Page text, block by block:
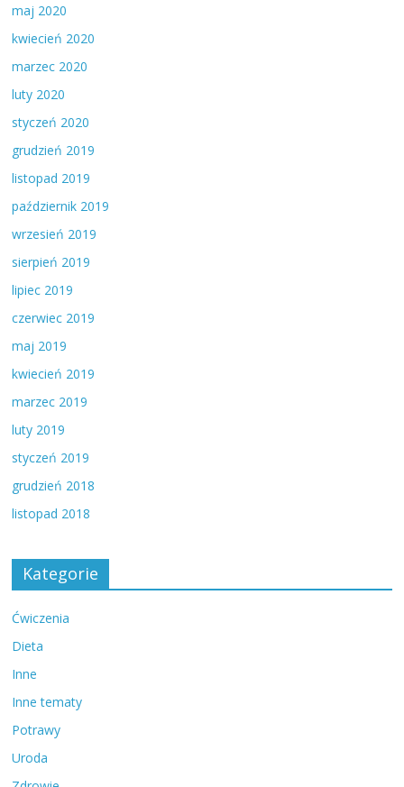
maj 2020
kwiecień 2020
marzec 2020
luty 2020
styczeń 2020
grudzień 2019
listopad 2019
październik 2019
wrzesień 2019
sierpień 2019
lipiec 2019
czerwiec 2019
maj 2019
kwiecień 2019
marzec 2019
luty 2019
styczeń 2019
grudzień 2018
listopad 2018
Kategorie
Ćwiczenia
Dieta
Inne
Inne tematy
Potrawy
Uroda